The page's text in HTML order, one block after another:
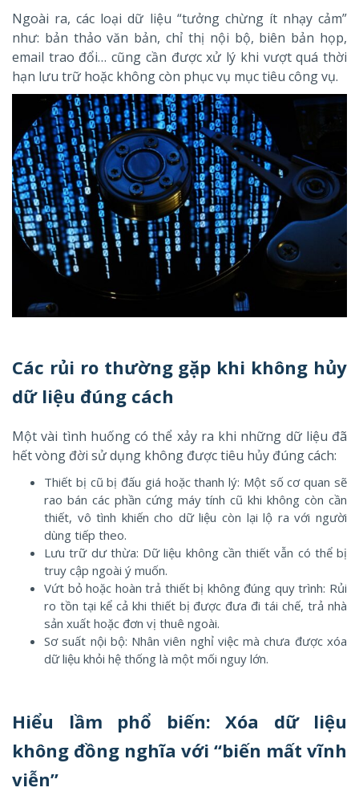
Ngoài ra, các loại dữ liệu “tưởng chừng ít nhạy cảm”
như: bản thảo văn bản, chỉ thị nội bộ, biên bản họp,
email trao đổi… cũng cần được xử lý khi vượt quá thời
hạn lưu trữ hoặc không còn phục vụ mục tiêu công vụ.
Các rủi ro thường gặp khi không hủy
dữ liệu đúng cách
Một vài tình huống có thể xảy ra khi những dữ liệu đã
hết vòng đời sử dụng không được tiêu hủy đúng cách:
Thiết bị cũ bị đấu giá hoặc thanh lý: Một số cơ quan sẽ
rao bán các phần cứng máy tính cũ khi không còn cần
thiết, vô tình khiến cho dữ liệu còn lại lộ ra với người
dùng tiếp theo.
Lưu trữ dư thừa: Dữ liệu không cần thiết vẫn có thể bị
truy cập ngoài ý muốn.
Vứt bỏ hoặc hoàn trả thiết bị không đúng quy trình: Rủi
ro tồn tại kể cả khi thiết bị được đưa đi tái chế, trả nhà
sản xuất hoặc đơn vị thuê ngoài.
Sơ suất nội bộ: Nhân viên nghỉ việc mà chưa được xóa
dữ liệu khỏi hệ thống là một mối nguy lớn.
Hiểu lầm phổ biến: Xóa dữ liệu
không đồng nghĩa với “biến mất vĩnh
viễn”